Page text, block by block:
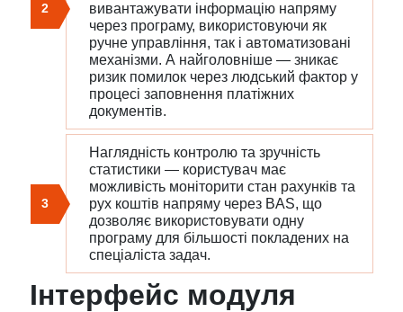
2
вивантажувати інформацію напряму
через програму, використовуючи як
ручне управління, так і автоматизовані
механізми. А найголовніше — зникає
ризик помилок через людський фактор у
процесі заповнення платіжних
документів.
3
Наглядність контролю та зручність
статистики — користувач має
можливість моніторити стан рахунків та
рух коштів напряму через BAS, що
дозволяє використовувати одну
програму для більшості покладених на
спеціаліста задач.
Інтерфейс модуля